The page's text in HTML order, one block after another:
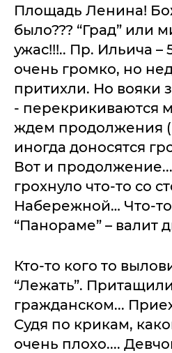
Площадь Ленина!
было??? “Град” или
ужас!!!.. Пр. Ильича –
очень громко, но
притихли. Но вояки
- перекрикиваются
ждем продолжения
иногда доносятся
Вот и
грохнуло что-то со
Набережной… Что-
“Панораме” – валит
Кто-то кого то
“Лежать”.
гражданском...
Судя по крикам,
очень плохо....